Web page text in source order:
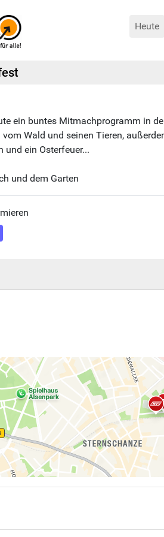
Heute
ein buntes Mitmachprogramm in
Wald und seinen Tieren,
und ein Osterfeuer...
und dem Garten